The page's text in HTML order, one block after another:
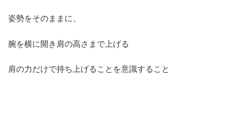
姿勢をそのままに、
腕を横に開き肩の高さまで上げる
肩の力だけで持ち上げることを意識すること